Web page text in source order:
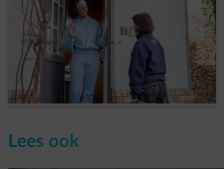
29/10/2019 4 min. Sébastien V.
Inzicht in je energieverbruik helpt je
besparen
Read more
Lees ook